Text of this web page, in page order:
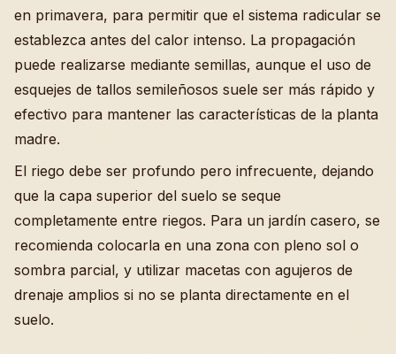
en primavera, para permitir que el sistema radicular se
establezca antes del calor intenso. La propagación
puede realizarse mediante semillas, aunque el uso de
esquejes de tallos semileñosos suele ser más rápido y
efectivo para mantener las características de la planta
madre.
El riego debe ser profundo pero infrecuente, dejando
que la capa superior del suelo se seque
completamente entre riegos. Para un jardín casero, se
recomienda colocarla en una zona con pleno sol o
sombra parcial, y utilizar macetas con agujeros de
drenaje amplios si no se planta directamente en el
suelo.